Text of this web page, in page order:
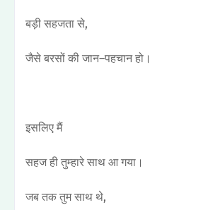
बड़ी सहजता से,
जैसे बरसों की जान–पहचान हो।
इसलिए मैं
सहज ही तुम्हारे साथ आ गया।
जब तक तुम साथ थे,